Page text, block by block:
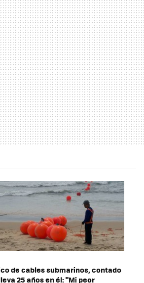
de cables submarinos, contado
25 años en él: "Mi peor